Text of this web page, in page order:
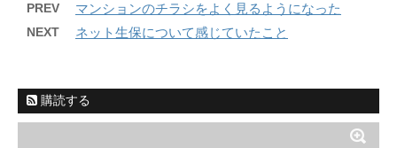
PREV マンションのチラシをよく見るようになった
NEXT ネット生保について感じていたこと
購読する